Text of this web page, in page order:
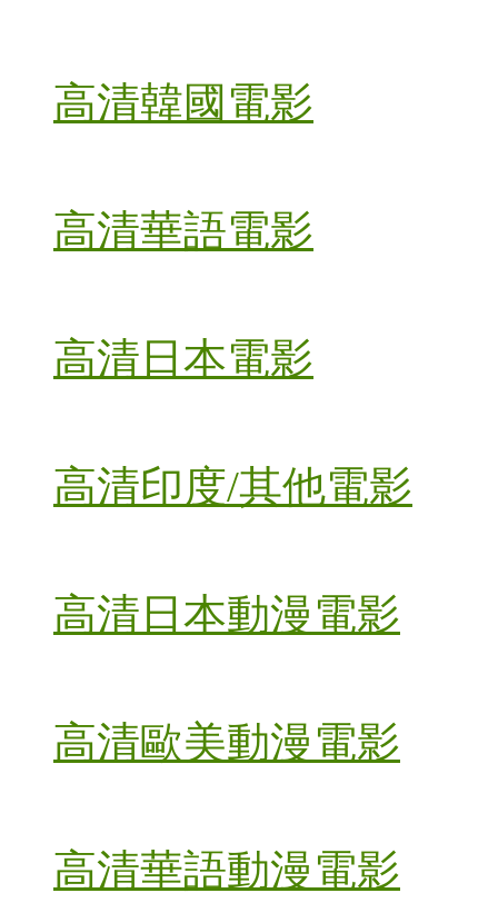
高清韓國電影
高清華語電影
高清日本電影
高清印度/其他電影
高清日本動漫電影
高清歐美動漫電影
高清華語動漫電影